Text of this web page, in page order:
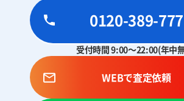
0120-389-777
受付時間 9:00～22:00(年中
WEBで査定依頼